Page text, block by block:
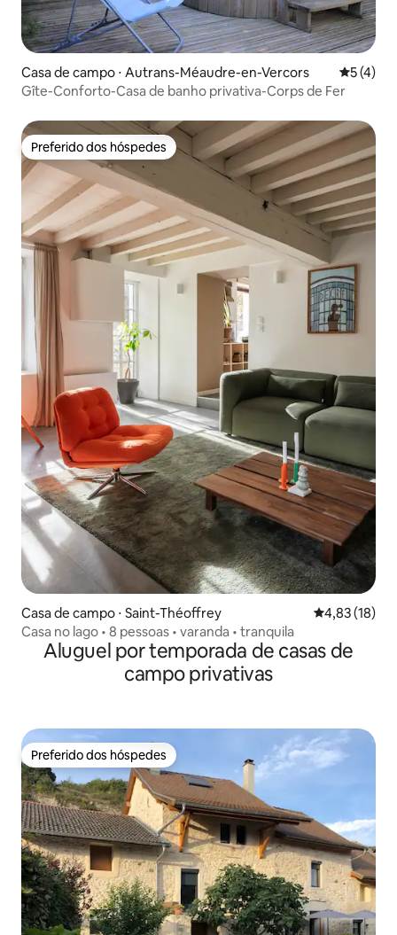
Casa de campo ⋅ Autrans-Méaudre-en-Vercors 5 de
5 (4)
Gîte-Conforto-Casa de banho privativa-Corps de Fer
Preferido dos hóspedes
Preferido dos hóspedes
Casa de campo ⋅ Saint-Théoffrey 4,83 de uma
4,83 (18)
Casa no lago • 8 pessoas • varanda • tranquila
Aluguel por temporada de casas de
campo privativas
Preferido dos hóspedes
Preferido dos hóspedes